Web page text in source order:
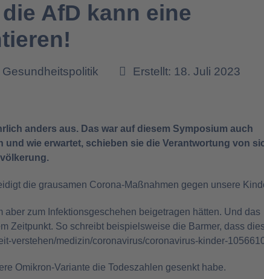
AfD kann eine
Gesundheitspolitik Erstellt: 18. Juli 2023
anders aus. Das war auf diesem Symposium auch
wie erwartet, schieben sie die Verantwortung von
die grausamen Corona-Maßnahmen gegen unsere
zum Infektionsgeschehen beigetragen hätten. Und das
Zeitpunkt. So schreibt beispielsweise die Barmer, dass
verstehen/medizin/coronavirus/coronavirus-kinder-
Omikron-Variante die Todeszahlen gesenkt habe.